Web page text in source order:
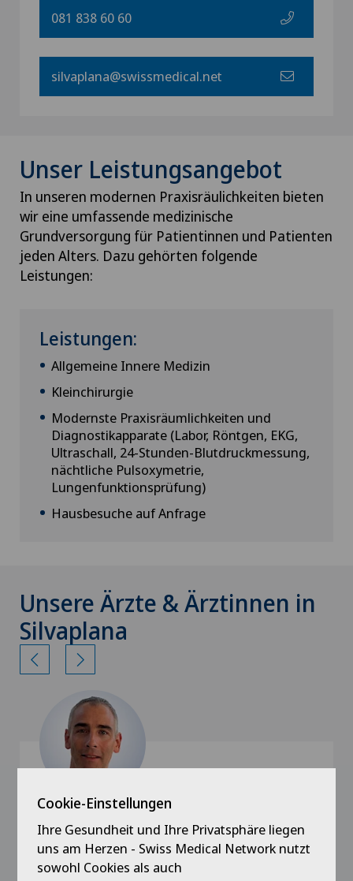
081 838 60 60
silvaplana@swissmedical.net
Unser Leistungsangebot
In unseren modernen Praxisräulichkeiten bieten
wir eine umfassende medizinische
Grundversorgung für Patientinnen und Patienten
jeden Alters. Dazu gehörten folgende
Leistungen:
Leistungen:
Allgemeine Innere Medizin
Kleinchirurgie
Modernste Praxisräumlichkeiten und
Diagnostikapparate (Labor, Röntgen, EKG,
Ultraschall, 24-Stunden-Blutdruckmessung,
nächtliche Pulsoxymetrie,
Lungenfunktionsprüfung)
Hausbesuche auf Anfrage
Unsere Ärzte & Ärztinnen in
Silvaplana
Xundheitszentrum Silvaplana
Dr. med. Sergio Compagnoni
Spezialisierung
Cookie-Einstellungen
Ihre Gesundheit und Ihre Privatsphäre liegen
uns am Herzen - Swiss Medical Network nutzt
sowohl Cookies als auch